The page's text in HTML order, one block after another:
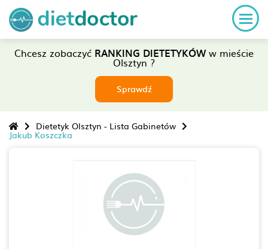
Chcesz zobaczyć RANKING DIETETYKÓWw mieście
Olsztyn ?
Sprawdź
Dietetyk Olsztyn - Lista Gabinetów
Jakub Koszczka